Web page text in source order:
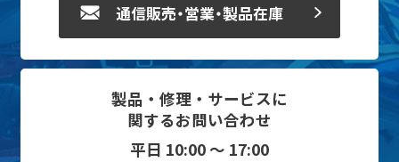
通信販売・営業・製品在庫
製品・修理・サービスに
関するお問い合わせ
平日 10:00 ～ 17:00